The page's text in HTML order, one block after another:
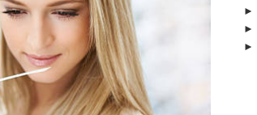
►
►
►